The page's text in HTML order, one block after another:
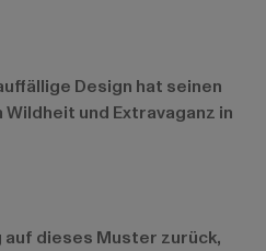
Design hat seinen
und Extravaganz in
dieses Muster zurück,